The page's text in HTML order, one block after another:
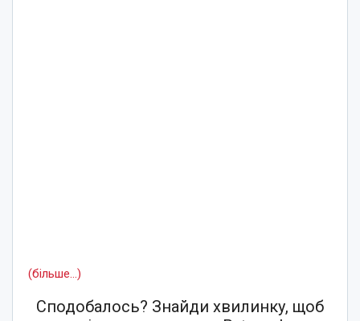
(більше…)
Сподобалось? Знайди хвилинку, щоб